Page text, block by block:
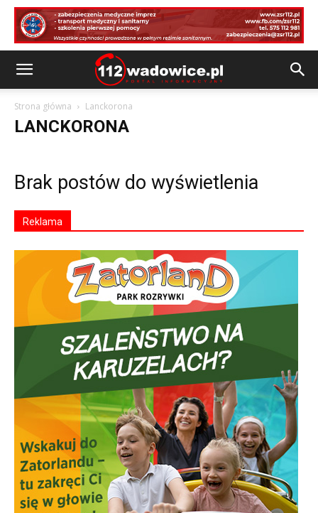
Strona główna Lanckorona
LANCKORONA
Brak postów do wyświetlenia
Reklama